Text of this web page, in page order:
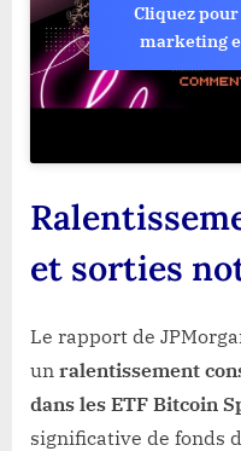
Cliquez
marketing
et sorties
Le rapport de
un ralentissement
dans les ETF Bitcoin
significative de fonds